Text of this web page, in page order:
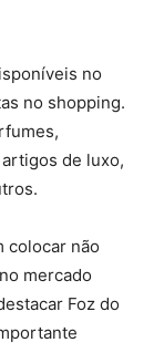
no
no shopping.
de luxo,
colocar não
mercado
Foz do